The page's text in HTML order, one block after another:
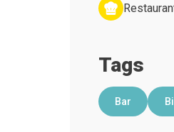
Tags
Bar